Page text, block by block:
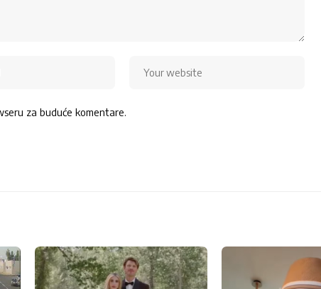
za buduće komentare.